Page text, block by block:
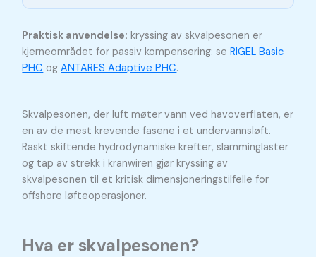
Praktisk anvendelse: kryssing av skvalpesonen er
kjerneområdet for passiv kompensering: seRIGEL Basic
PHC ogANTARES Adaptive PHC.
Skvalpesonen, der luft møter vann ved havoverflaten, er
en av de mest krevende fasene i et undervannsløft.
Raskt skiftende hydrodynamiske krefter, slamminglaster
og tap av strekk i kranwiren gjør kryssing av
skvalpesonen til et kritisk dimensjoneringstilfelle for
offshore løfteoperasjoner.
Hva er skvalpesonen?